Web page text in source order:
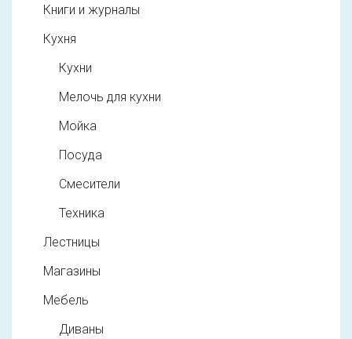
Книги и журналы
Кухня
Кухни
Мелочь для кухни
Мойка
Посуда
Смесители
Техника
Лестницы
Магазины
Мебель
Диваны